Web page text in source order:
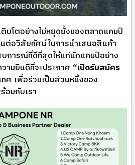
ติบโตอย่างไม่หยุดยั้งของตลาดแคมป์
ต่อวิสัยทัศน์ในการนำเสนอสินค้า
การณ์ที่ดีที่สุดให้แก่นักแคมป์อย่าง
ามยินดีที่จะประกาศ “เปิดรับสมัคร
ทศ เพื่อร่วมเป็นส่วนหนึ่งของ
อมกับเรา